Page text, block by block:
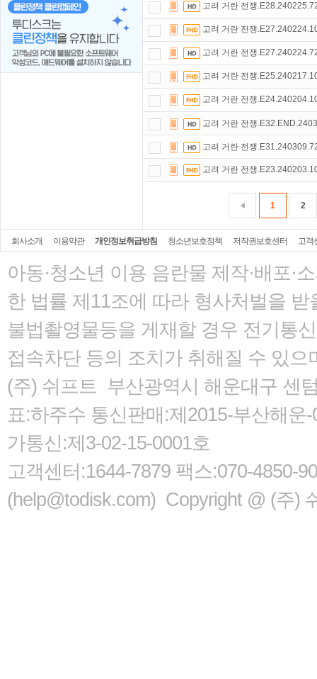
고려 거란 전쟁
고려 거란 전쟁
고려 거란 전쟁
고려 거란 전쟁
고려 거란 전쟁
고려 거란 전쟁
고려 거란 전쟁
고려 거란 전쟁
1 2
회사소개 이용약관 개인정보취급방침 청소년보호정책 저작권보호센터 고객
아동·청소년 이용 음란물 제작·배포·
한 법률 제11조에 따라 형사처벌을 받
불법촬영물등을 게재할 경우 전기통
접속차단 등의 조치가 취해질 수 있으
(주) 쉬프트 부산광역시 해운대구 센
표:하주수 통신판매:제2015-부산해
가통신:제3-02-15-0001호
고객센터:1644-7879 팩스:070-4850-
(help@todisk.com) Copyright @ (주)